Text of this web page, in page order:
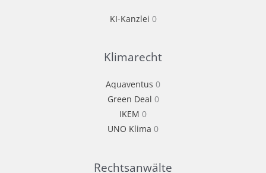
KI-Kanzlei 0
Klimarecht
Aquaventus 0
Green Deal 0
IKEM 0
UNO Klima 0
Rechtsanwälte